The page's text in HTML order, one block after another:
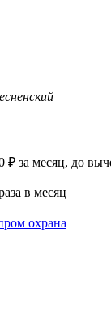
₽ за месяц, до
в месяц
охрана